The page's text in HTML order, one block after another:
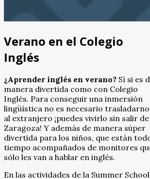
Verano en el Colegio
Inglés
¿Aprender inglés en verano? Sí si es
manera divertida como con Colegio
Inglés. Para conseguir una inmersión
lingüística no es necesario
al extranjero ¡puedes vivirlo sin salir de
Zaragoza! Y además de manera súper
divertida para los niños, que están
tiempo acompañados de monitores
sólo les van a hablar en inglés.
En las actividades de la Summer School